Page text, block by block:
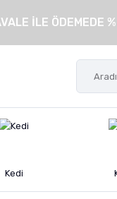
İLE ÖDEMEDE
Kedi